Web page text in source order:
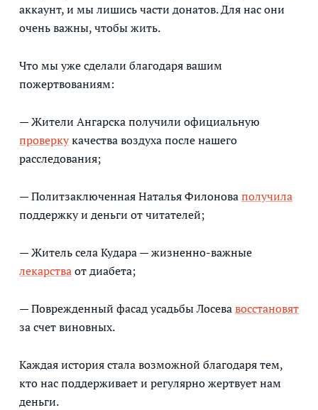
аккаунт, и мы лишись части донатов. Для нас они
очень важны, чтобы жить.
Что мы уже сделали благодаря вашим
пожертвованиям:
— Жители Ангарска получили официальную
проверкукачества воздуха после нашего
расследования;
— Политзаключенная Наталья Филоноваполучила
поддержку и деньги от читателей;
— Житель села Кудара — жизненно-важные
лекарстваот диабета;
— Поврежденный фасад усадьбы Лосевавосстановят
за счет виновных.
Каждая история стала возможной благодаря тем,
кто нас поддерживает и регулярно жертвует нам
деньги.